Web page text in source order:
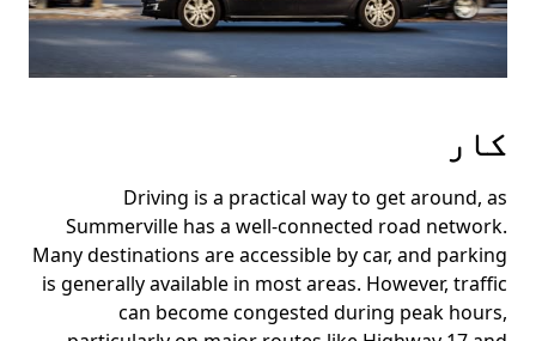
کار
Driving is a practical way to get around, as
Summerville has a well-connected road network.
Many destinations are accessible by car, and parking
is generally available in most areas. However, traffic
can become congested during peak hours,